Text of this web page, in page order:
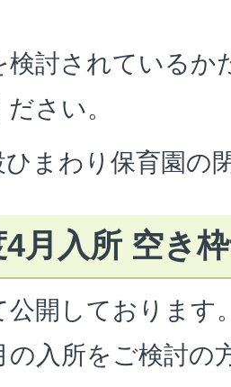
検討されているか
さい。
ひまわり保育園の
月入所 空き
公開しております
の入所をご検討の